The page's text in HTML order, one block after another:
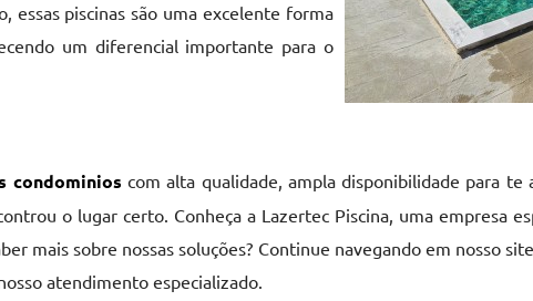
essas piscinas são uma excelente forma
um diferencial importante para o
condominios com alta qualidade, ampla disponibilidade para
o lugar certo. Conheça a Lazertec Piscina, uma empresa
mais sobre nossas soluções? Continue navegando em nosso
atendimento especializado.